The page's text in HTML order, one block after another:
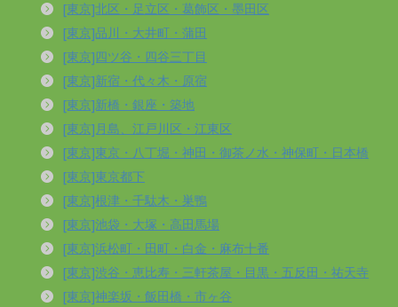
[東京]北区・足立区・葛飾区・墨田区
[東京]品川・大井町・蒲田
[東京]四ツ谷・四谷三丁目
[東京]新宿・代々木・原宿
[東京]新橋・銀座・築地
[東京]月島、江戸川区・江東区
[東京]東京・八丁堀・神田・御茶ノ水・神保町・日本橋
[東京]東京都下
[東京]根津・千駄木・巣鴨
[東京]池袋・大塚・高田馬場
[東京]浜松町・田町・白金・麻布十番
[東京]渋谷・恵比寿・三軒茶屋・目黒・五反田・祐天寺
[東京]神楽坂・飯田橋・市ヶ谷